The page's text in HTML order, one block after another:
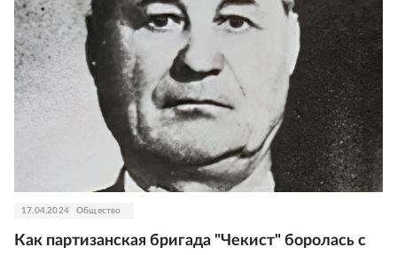
17.04.2024 Общество
Как партизанская бригада "Чекист" боролась с